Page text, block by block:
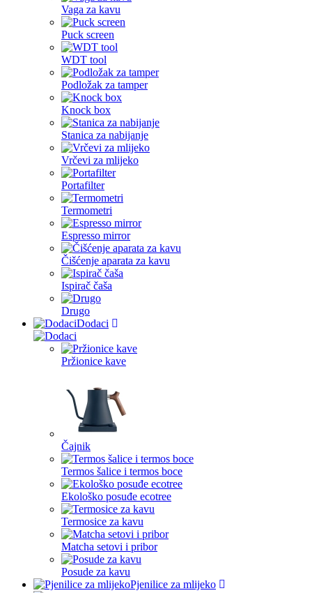
Vaga za kavu
Puck screen
WDT tool
Podložak za tamper
Knock box
Stanica za nabijanje
Vrčevi za mlijeko
Portafilter
Termometri
Espresso mirror
Čišćenje aparata za kavu
Ispirač čaša
Drugo
Dodaci
Pržionice kave
Čajnik
Termos šalice i termos boce
Ekološko posuđe ecotree
Termosice za kavu
Matcha setovi i pribor
Posude za kavu
Pjenilice za mlijeko